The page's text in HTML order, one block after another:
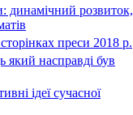
динамічний розвиток,
преси 2018 р.
який насправді був
ідеї сучасної